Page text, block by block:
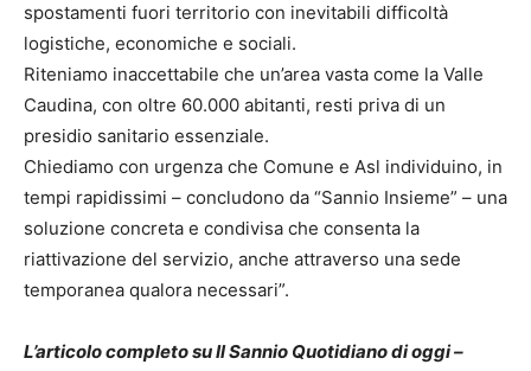
spostamenti fuori territorio con inevitabili difficoltà
logistiche, economiche e sociali.
Riteniamo inaccettabile che un’area vasta come la Valle
Caudina, con oltre 60.000 abitanti, resti priva di un
presidio sanitario essenziale.
Chiediamo con urgenza che Comune e Asl individuino, in
tempi rapidissimi – concludono da “Sannio Insieme” – una
soluzione concreta e condivisa che consenta la
riattivazione del servizio, anche attraverso una sede
temporanea qualora necessari”.
L’articolo completo su Il Sannio Quotidiano di oggi –